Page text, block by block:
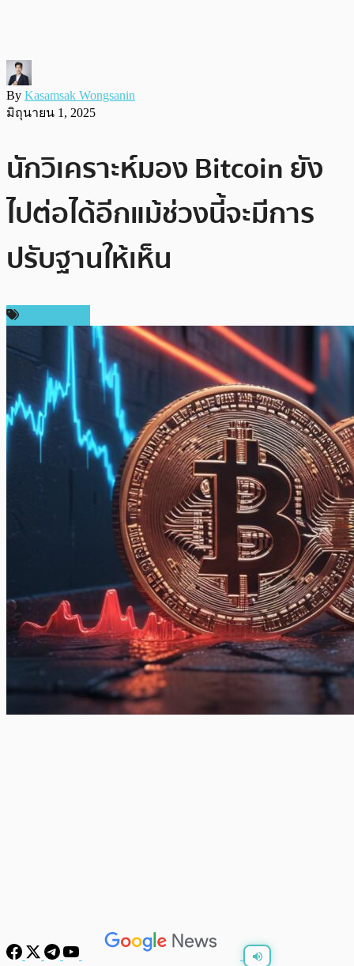
By Kasamsak Wongsanin
มิถุนายน 1, 2025
นักวิเคราะห์มอง Bitcoin ยัง
ไปต่อได้อีกแม้ช่วงนี้จะมีการ
ปรับฐานให้เห็น